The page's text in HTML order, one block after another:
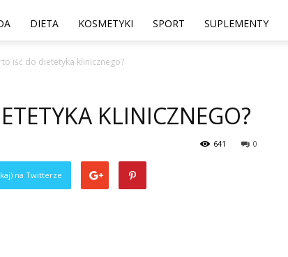
DIETA KOSMETYKI SPORT SUPLEMENTY
iść do dietetyka klinicznego?
KLINICZNEGO?
0
641
na Twitterze